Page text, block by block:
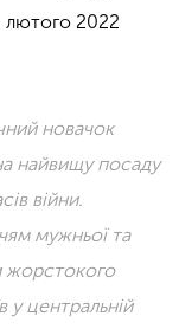
лютого 2022
новачок
найвищу посаду
війни.
мужньої та
жорстокого
у центральній